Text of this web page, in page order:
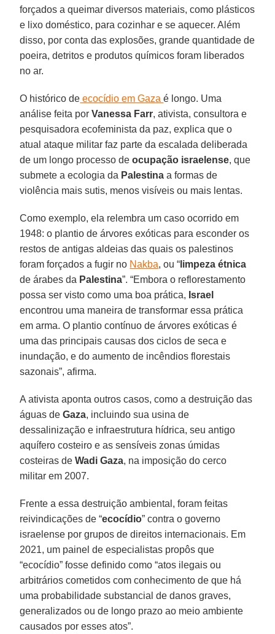
forçados a queimar diversos materiais, como plásticos
e lixo doméstico, para cozinhar e se aquecer. Além
disso, por conta das explosões, grande quantidade de
poeira, detritos e produtos químicos foram liberados
no ar.
O histórico de ecocídio em Gazaé longo. Uma
análise feita porVanessa Farr, ativista, consultora e
pesquisadora ecofeminista da paz, explica que o
atual ataque militar faz parte da escalada deliberada
de um longo processo deocupação israelense, que
submete a ecologia da Palestina a formas de
violência mais sutis, menos visíveis ou mais lentas.
Como exemplo, ela relembra um caso ocorrido em
1948: o plantio de árvores exóticas para esconder os
restos de antigas aldeias das quais os palestinos
foram forçados a fugir no Nakba, ou “ limpeza étnica
de árabes da Palestina”. “Embora o reflorestamento
possa ser visto como uma boa prática, Israel
encontrou uma maneira de transformar essa prática
em arma. O plantio contínuo de árvores exóticas é
uma das principais causas dos ciclos de seca e
inundação, e do aumento de incêndios florestais
sazonais”, afirma.
A ativista aponta outros casos, como a destruição das
águas deGaza, incluindo sua usina de
dessalinização e infraestrutura hídrica, seu antigo
aquífero costeiro e as sensíveis zonas úmidas
costeiras deWadi Gaza, na imposição do cerco
militar em 2007.
Frente a essa destruição ambiental, foram feitas
reivindicações de “ecocídio” contra o governo
israelense por grupos de direitos internacionais. Em
2021, um painel de especialistas propôs que
“ecocídio” fosse definido como “atos ilegais ou
arbitrários cometidos com conhecimento de que há
uma probabilidade substancial de danos graves,
generalizados ou de longo prazo ao meio ambiente
causados ​​por esses atos”.